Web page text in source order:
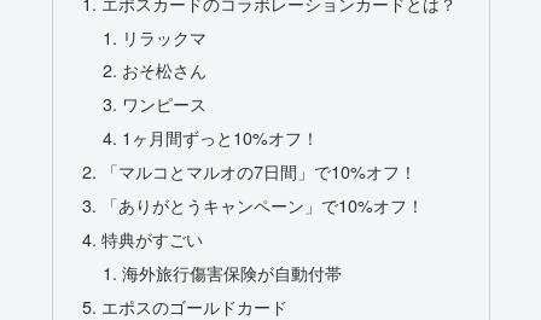
リラックマ
おそ松さん
ワンピース
1ヶ月間ずっと10%オフ！
「マルコとマルオの7日間」で10%オフ！
「ありがとうキャンペーン」で10%オフ！
特典がすごい
海外旅行傷害保険が自動付帯
エポスのゴールドカード